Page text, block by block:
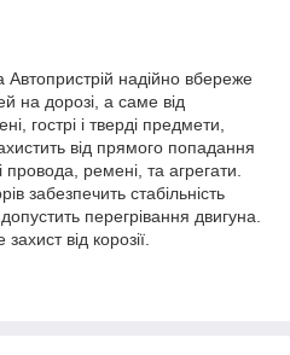
Автопристрій надійно вбереже
на дорозі, а саме від
гострі і тверді предмети,
від прямого попадання
ремені, та агрегати.
забезпечить стабільність
перегрівання двигуна.
від корозії.